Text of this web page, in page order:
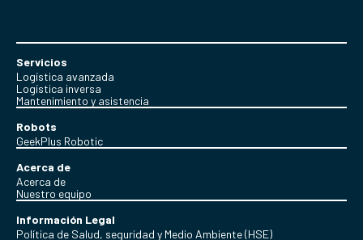
Servicios
Logística avanzada
Logística inversa
Mantenimiento y asistencia
Robots
GeekPlus Robotic
Acerca de
Acerca de
Nuestro equipo
Información Legal
Política de Salud, seguridad y Medio Ambiente (HSE)